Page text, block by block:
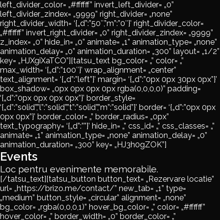
left_divider_color= „#ffffff” invert_left_divider= „0”
left_divider_zindex= „9999” right_divider= „none”
right_divider_width= ‘{„d”:”50″,”m”:”0″}’ right_divider_color=
„#ffffff” invert_right_divider= „0” right_divider_zindex= „9999”
z_index= „0” hide_in= „0” animate= „1” animation_type= „none”
animation_delay= „0” animation_duration= „300” layout= „1/2”
key= „HJXgiXaTCO”][tatsu_text bg_color= „” color= „”
max_width= ‘{„d”:”100″}’ wrap_alignment= „center”
text_alignment= ‘{„d”:”left”}’ margin= ‘{„d”:”0px 0px 30px 0px”}’
box_shadow= „0px 0px 0px 0px rgba(0,0,0,0)” padding=
‘{„d”:”0px 0px 0px 0px”}’ border_style=
‘{„d”:”solid”,”l”:”solid”,”t”:”solid”,”m”:”solid”}’ border= ‘{„d”:”0px 0px
0px 0px”}’ border_color= „” border_radius= „0px”
text_typography= ‘{„d”:””}’ hide_in= „” css_id= „” css_classes= „”
animate= „1” animation_type= „none” animation_delay= „0”
animation_duration= „300” key= „HJ3h0gZOK”]
Events
Loc pentru evenimente memorabile.
[/tatsu_text][tatsu_button button_text= „Rezervare locatie”
url= „https://brizo.me/contact/” new_tab= „1” type=
„medium” button_style= „circular” alignment= „none”
bg_color= „rgba(0,0,0,1)” hover_bg_color= „” color= „#ffffff”
hover_color= „” border_width= „0” border_color= „”